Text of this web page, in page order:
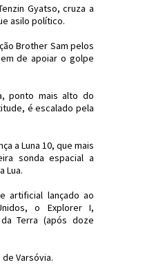
Gyatso, cruza a
asilo político.
Brother Sam pelos
de apoiar o golpe
ponto mais alto do
é escalado pela
a Luna 10, que mais
sonda espacial a
Lua.
artificial lançado ao
o Explorer I,
Terra (após doze
Varsóvia.